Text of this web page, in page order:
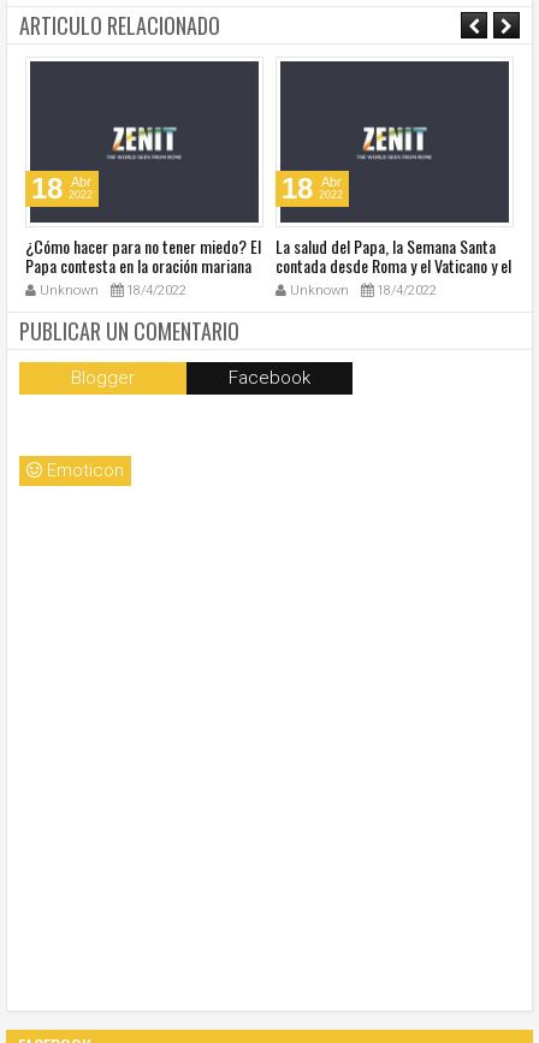
ARTICULO RELACIONADO
18 Abr
2022
¿Cómo hacer para no tener miedo? El
Papa contesta en la oración mariana
de este lunes en la Plaza de San
Pedro
Unknown 18/4/2022
18 Abr
2022
La salud del Papa, la Semana Santa
contada desde Roma y el Vaticano y el
resumen de noticias en audio
Unknown 18/4/2022
PUBLICAR UN COMENTARIO
Blogger Facebook
Emoticon